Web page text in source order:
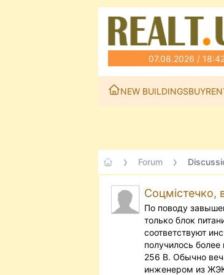
07.08.2026 /
NEW BUILDINGSBUY
Forum
Соцмістечко,
По поводу
только блок
соответствуют
получилось
256 В. Обычно
инженером из